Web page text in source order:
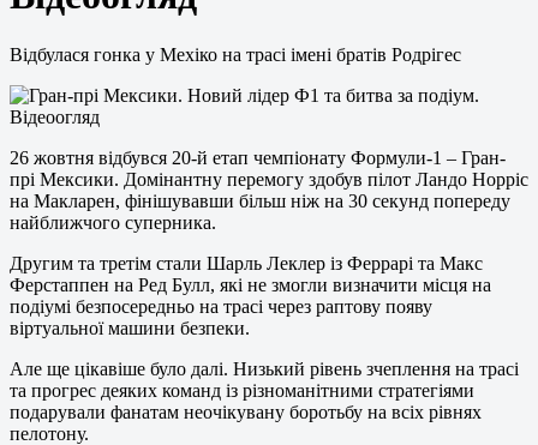
Відбулася гонка у Мехіко на трасі імені братів Родрігес
26 жовтня відбувся 20-й етап чемпіонату Формули-1 – Гран-
прі Мексики. Домінантну перемогу здобув пілот Ландо Норріс
на Макларен, фінішувавши більш ніж на 30 секунд попереду
найближчого суперника.
Другим та третім стали Шарль Леклер із Феррарі та Макс
Ферстаппен на Ред Булл, які не змогли визначити місця на
подіумі безпосередньо на трасі через раптову появу
віртуальної машини безпеки.
Але ще цікавіше було далі. Низький рівень зчеплення на трасі
та прогрес деяких команд із різноманітними стратегіями
подарували фанатам неочікувану боротьбу на всіх рівнях
пелотону.